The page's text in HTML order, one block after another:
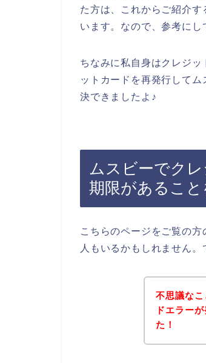
た方は、これからご紹介
います。なので、参考にし
ちなみに私自身はクレジ
ットカードを再発行して
決できましたよ♪
ムスビーでク
期限があること
こちらのページをご覧の
人もいるかもしれません。
不思議な
ドエラー
た！